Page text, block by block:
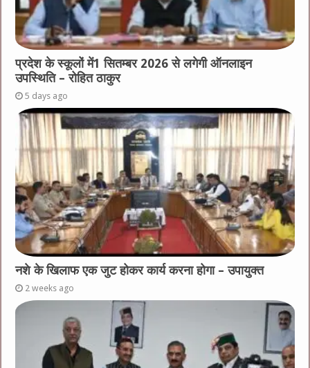
प्रदेश के स्कूलों में1 सितम्बर 2026 से लगेगी ऑनलाइन
उपस्थिति – रोहित ठाकुर
5 days ago
नशे के खिलाफ एक जुट होकर कार्य करना होगा – उपायुक्त
2 weeks ago